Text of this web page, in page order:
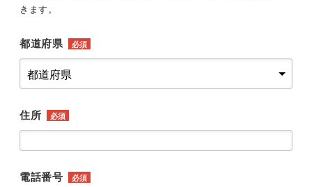
きます。
都道府県 必須
住所 必須
電話番号 必須